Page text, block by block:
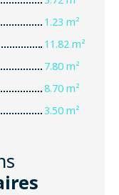
1.23 m²
11.82 m²
7.80 m²
8.70 m²
3.50 m²